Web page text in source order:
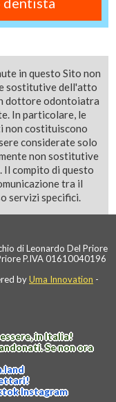
in questo Sito non
sostitutive dell'atto
dottore odontoiatra
In particolare, le
non costituiscono
considerate solo
non sostitutive
Il compito di questo
tra il
servizi specifici.
di Leonardo Del Priore
P.IVA 01610040196
byUma Innovation -
in Italia!
Se non ora
.land
Instagram